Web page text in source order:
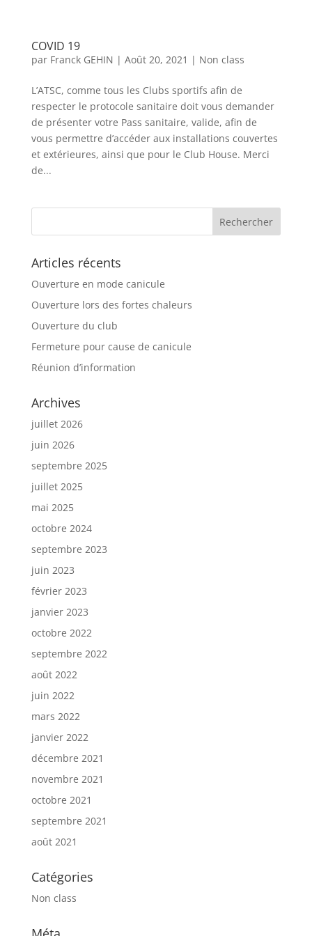
COVID 19
par Franck GEHIN | Août 20, 2021 | Non class
L’ATSC, comme tous les Clubs sportifs afin de
respecter le protocole sanitaire doit vous demander
de présenter votre Pass sanitaire, valide, afin de
vous permettre d’accéder aux installations couvertes
et extérieures, ainsi que pour le Club House. Merci
de...
Articles récents
Ouverture en mode canicule
Ouverture lors des fortes chaleurs
Ouverture du club
Fermeture pour cause de canicule
Réunion d’information
Archives
juillet 2026
juin 2026
septembre 2025
juillet 2025
mai 2025
octobre 2024
septembre 2023
juin 2023
février 2023
janvier 2023
octobre 2022
septembre 2022
août 2022
juin 2022
mars 2022
janvier 2022
décembre 2021
novembre 2021
octobre 2021
septembre 2021
août 2021
Catégories
Non class